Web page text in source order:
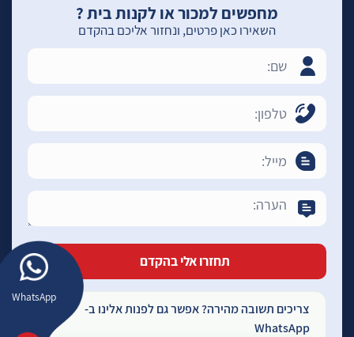
WhatsApp
מחפשים למכור או לקנות בית ?
השאירו כאן פרטים, ונחזור אליכם בהקדם
צריכים תשובה מהירה? אפשר גם לפנות אלינו ב-
WhatsApp